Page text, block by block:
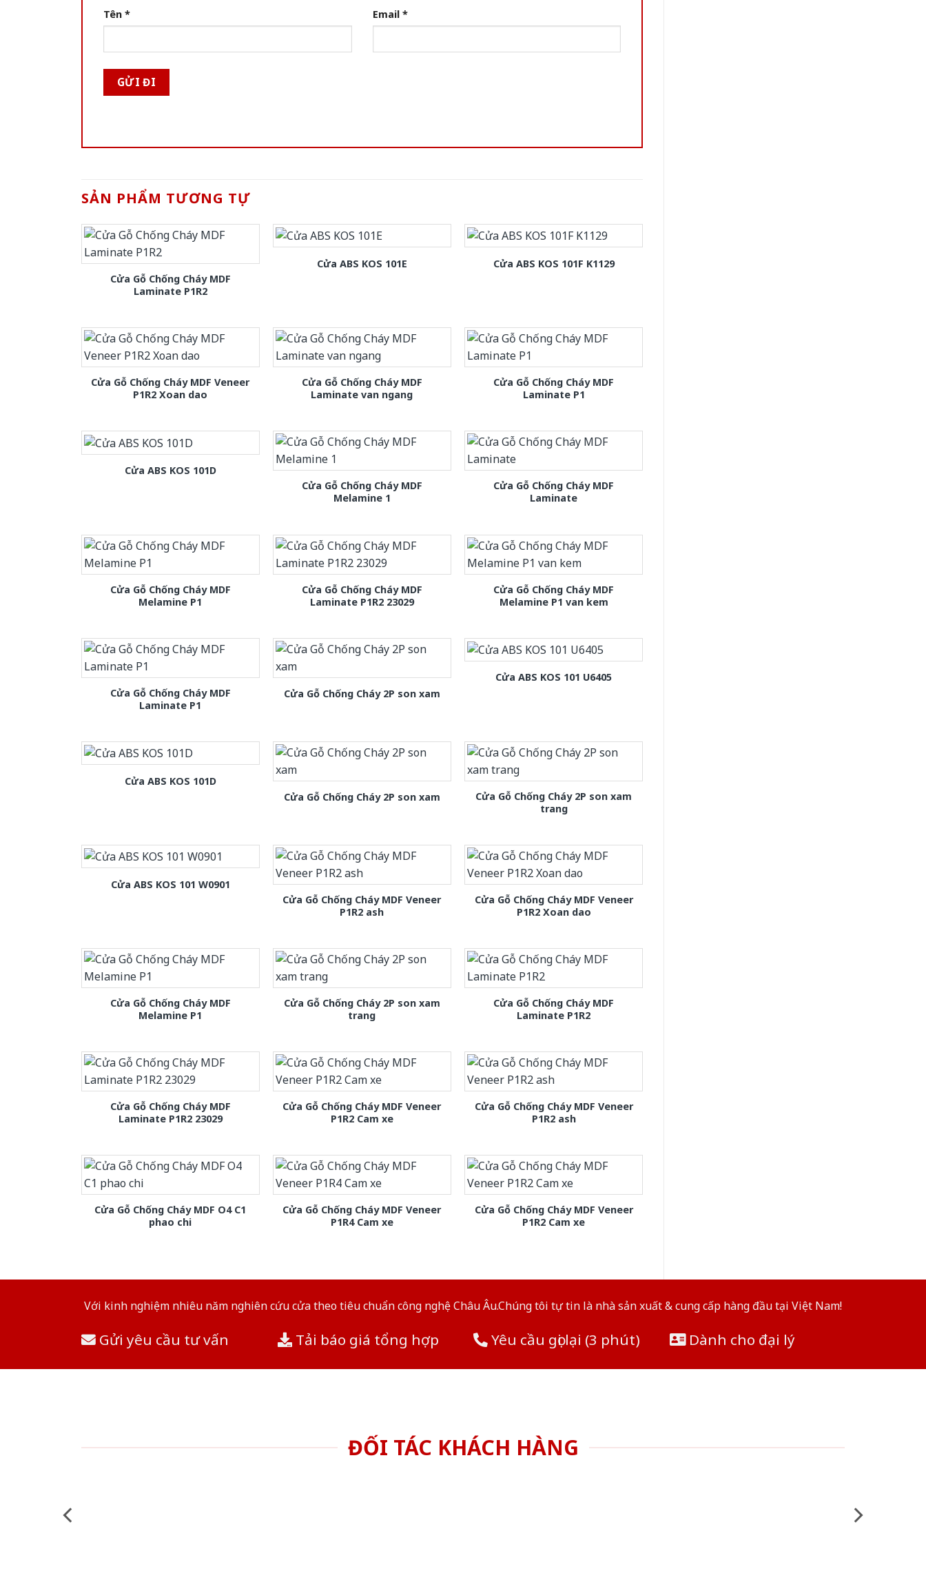
Tên * Email *
SẢN PHẨM TƯƠNG TỰ
Cửa Gỗ Chống Cháy MDF
Laminate P1R2
Cửa ABS KOS 101E Cửa ABS KOS 101F K1129
Cửa Gỗ Chống Cháy MDF Veneer
P1R2 Xoan dao
Cửa Gỗ Chống Cháy MDF
Laminate van ngang
Cửa Gỗ Chống Cháy MDF
Laminate P1
Cửa ABS KOS 101D
Cửa Gỗ Chống Cháy MDF
Melamine 1
Cửa Gỗ Chống Cháy MDF
Laminate
Cửa Gỗ Chống Cháy MDF
Melamine P1
Cửa Gỗ Chống Cháy MDF
Laminate P1R2 23029
Cửa Gỗ Chống Cháy MDF
Melamine P1 van kem
Cửa Gỗ Chống Cháy MDF
Laminate P1
Cửa Gỗ Chống Cháy 2P son xam
Cửa ABS KOS 101 U6405
Cửa ABS KOS 101D
Cửa Gỗ Chống Cháy 2P son xam
Cửa Gỗ Chống Cháy 2P son xam
trang
Cửa ABS KOS 101 W0901
Cửa Gỗ Chống Cháy MDF Veneer
P1R2 ash
Cửa Gỗ Chống Cháy MDF Veneer
P1R2 Xoan dao
Cửa Gỗ Chống Cháy MDF
Melamine P1
Cửa Gỗ Chống Cháy 2P son xam
trang
Cửa Gỗ Chống Cháy MDF
Laminate P1R2
Cửa Gỗ Chống Cháy MDF
Laminate P1R2 23029
Cửa Gỗ Chống Cháy MDF Veneer
P1R2 Cam xe
Cửa Gỗ Chống Cháy MDF Veneer
P1R2 ash
Cửa Gỗ Chống Cháy MDF O4 C1
phao chi
Cửa Gỗ Chống Cháy MDF Veneer
P1R4 Cam xe
Cửa Gỗ Chống Cháy MDF Veneer
P1R2 Cam xe
Với kinh nghiệm nhiêu năm nghiên cứu cửa theo tiêu chuẩn công nghệ Châu Âu.Chúng tôi tự tin là nhà sản xuất & cung cấp hàng đầu tại Việt Nam!
Gửi yêu cầu tư vấn Tải báo giá tổng hợp Yêu cầu gọi lại (3 phút) Dành cho đại lý
ĐỐI TÁC KHÁCH HÀNG